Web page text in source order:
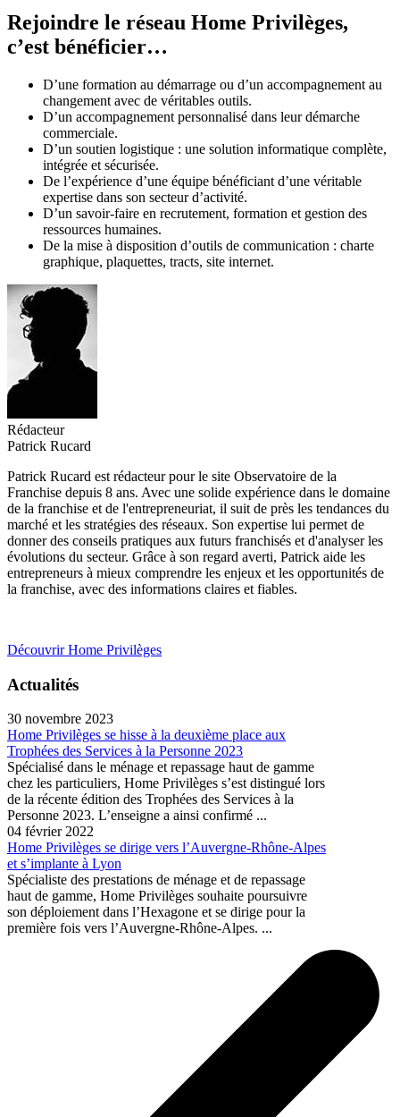
Rejoindre le réseau Home Privilèges,
c’est bénéficier…
D’une formation au démarrage ou d’un accompagnement au
changement avec de véritables outils.
D’un accompagnement personnalisé dans leur démarche
commerciale.
D’un soutien logistique : une solution informatique complète,
intégrée et sécurisée.
De l’expérience d’une équipe bénéficiant d’une véritable
expertise dans son secteur d’activité.
D’un savoir-faire en recrutement, formation et gestion des
ressources humaines.
De la mise à disposition d’outils de communication : charte
graphique, plaquettes, tracts, site internet.
Rédacteur
Patrick Rucard
Patrick Rucard est rédacteur pour le site Observatoire de la
Franchise depuis 8 ans. Avec une solide expérience dans le domaine
de la franchise et de l'entrepreneuriat, il suit de près les tendances du
marché et les stratégies des réseaux. Son expertise lui permet de
donner des conseils pratiques aux futurs franchisés et d'analyser les
évolutions du secteur. Grâce à son regard averti, Patrick aide les
entrepreneurs à mieux comprendre les enjeux et les opportunités de
la franchise, avec des informations claires et fiables.
Découvrir Home Privilèges
Actualités
30 novembre 2023
Home Privilèges se hisse à la deuxième place aux
Trophées des Services à la Personne 2023
Spécialisé dans le ménage et repassage haut de gamme
chez les particuliers, Home Privilèges s’est distingué lors
de la récente édition des Trophées des Services à la
Personne 2023. L’enseigne a ainsi confirmé ...
04 février 2022
Home Privilèges se dirige vers l’Auvergne-Rhône-Alpes
et s’implante à Lyon
Spécialiste des prestations de ménage et de repassage
haut de gamme, Home Privilèges souhaite poursuivre
son déploiement dans l’Hexagone et se dirige pour la
première fois vers l’Auvergne-Rhône-Alpes. ...